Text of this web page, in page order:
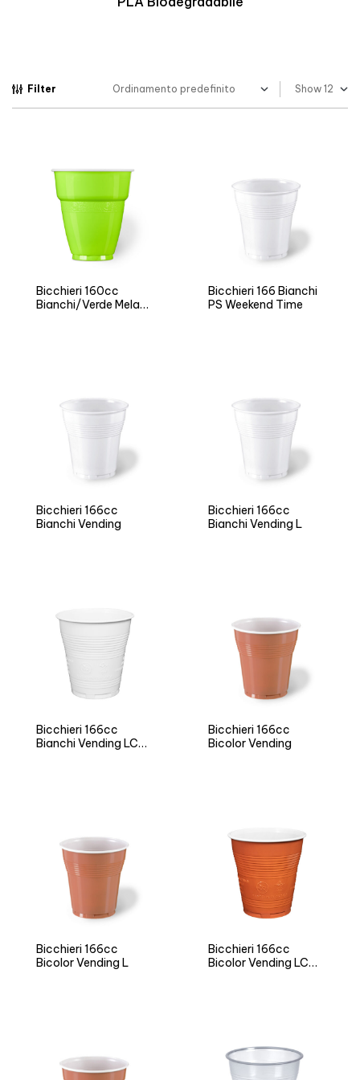
Filter Show
Bicchieri 160cc
Bianchi/Verde Mela
Bicchieri 166 Bianchi
PS Weekend Time
Bicchieri 166cc
Bianchi Vending
Bicchieri 166cc
Bianchi Vending L
Bicchieri 166cc
Bianchi Vending LC
Bicchieri 166cc
Bicolor Vending
Bicchieri 166cc
Bicolor Vending L
Bicchieri 166cc
Bicolor Vending LC